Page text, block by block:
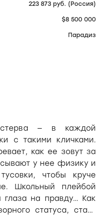
223 873 руб. (Россия)
$8 500 000
Парадиз
— в каждой
с такими кличками.
как ее зовут за
у нее физику и
чтобы круче
Школьный плейбой
на правду… Как
статуса, стать